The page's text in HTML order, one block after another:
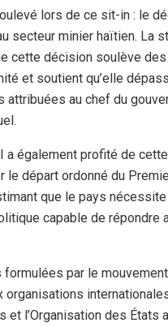
lors de ce sit-in : le
secteur minier haïtien. La
cette décision soulève
et soutient qu’elle
attribuées au chef du
a également profité de
le départ ordonné du
que le pays
capable de répondre
formulées par le
organisations
et l’Organisation des États